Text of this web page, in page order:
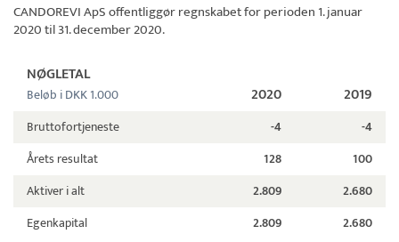
CANDOREVI ApSoffentliggør regnskabet for perioden 1. januar
2020 til 31. december 2020.
NØGLETAL
Beløb i DKK 1.000 2020 2019
Bruttofortjeneste -4
-4
Årets resultat
128
100
Aktiver i alt
2.809
2.680
Egenkapital
2.809 2.680